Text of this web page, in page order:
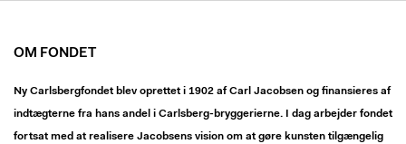
OM FONDET
Ny Carlsbergfondet blev oprettet i 1902 af Carl Jacobsen og finansieres af
indtægterne fra hans andel i Carlsberg-bryggerierne. I dag arbejder fondet
fortsat med at realisere Jacobsens vision om at gøre kunsten tilgængelig